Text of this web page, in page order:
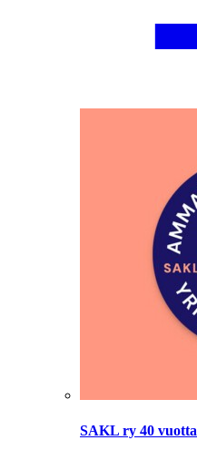
SAKL ry 40 vuotta